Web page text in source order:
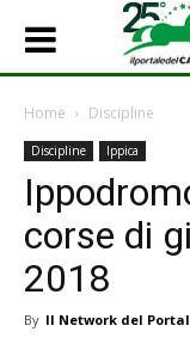
Home Discipline
Discipline Ippica
corse di
2018
By Il Network del